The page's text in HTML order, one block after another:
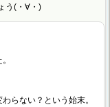
う(・∀・)
らない？という始末。